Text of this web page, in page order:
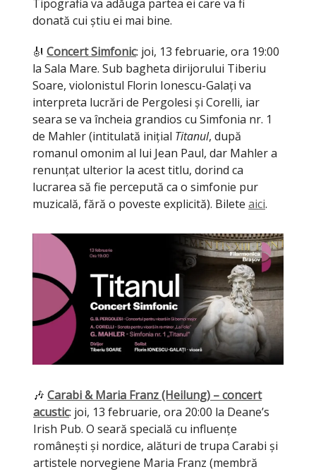
Tipografia va adăuga partea ei care va fi
donată cui știu ei mai bine.
🎻 Concert Simfonic: joi, 13 februarie, ora 19:00
la Sala Mare. Sub bagheta dirijorului Tiberiu
Soare, violonistul Florin Ionescu-Galați va
interpreta lucrări de Pergolesi și Corelli, iar
seara se va încheia grandios cu Simfonia nr. 1
de Mahler (intitulată inițial Titanul, după
romanul omonim al lui Jean Paul, dar Mahler a
renunțat ulterior la acest titlu, dorind ca
lucrarea să fie percepută ca o simfonie pur
muzicală, fără o poveste explicită). Bilete aici.
🎶 Carabi & Maria Franz (Heilung) – concert
acustic: joi, 13 februarie, ora 20:00 la Deane’s
Irish Pub. O seară specială cu influențe
românești și nordice, alături de trupa Carabi și
artistele norvegiene Maria Franz (membră